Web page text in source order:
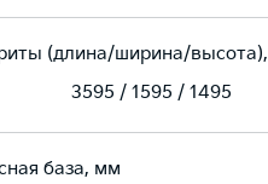
(длина/ширина/
3595 / 1595 / 1495
база, мм